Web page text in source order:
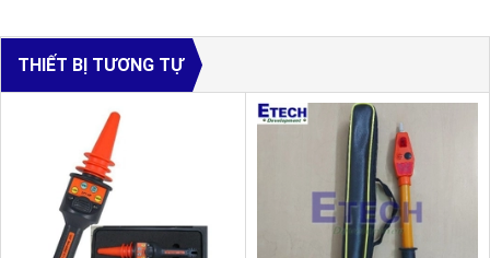
THIẾT BỊ TƯƠNG TỰ